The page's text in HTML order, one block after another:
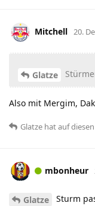
Mitchell 20.
Glatze
Also mit Mergim,
Glatze hatauf
mbonheur
Glatze Sturm